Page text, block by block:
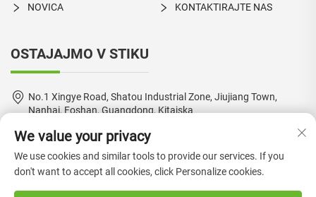
NOVICA KONTAKTIRAJTE NAS
OSTAJAJMO V STIKU
No.1 Xingye Road, Shatou Industrial Zone, Jiujiang Town,
Nanhai, Foshan, Guangdong, Kitajska
+86-18924550960
[email protected]
We value your privacy
We use cookies and similar tools to provide our services. If you
don't want to accept all cookies, click Personalize cookies.